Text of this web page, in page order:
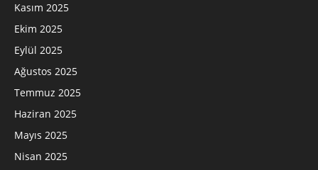
Kasım 2025
Ekim 2025
Eylül 2025
Ağustos 2025
Temmuz 2025
Haziran 2025
Mayıs 2025
Nisan 2025